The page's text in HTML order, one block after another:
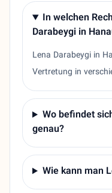
In welchen
Darabeygi in
Lena Darabeygi in
Vertretung in
Wo befindet
genau?
Wie kann man